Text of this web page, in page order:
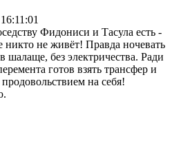
Фидониси и Тасула есть -
никто не живёт! Правда ночевать
шалаще, без электричества. Ради
готов взять трансфер и
на себя!